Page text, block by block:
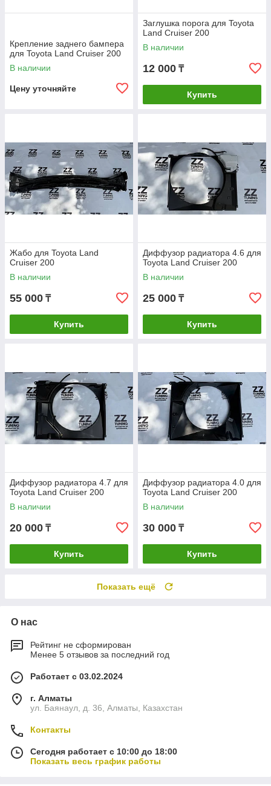
Крепление заднего бампера
для Toyota Land Cruiser 200
В наличии
Цену уточняйте
Заглушка порога для Toyota
Land Cruiser 200
В наличии
12 000 ₸
Купить
Жабо для Toyota Land
Cruiser 200
В наличии
55 000 ₸
Купить
Диффузор радиатора 4.6 для
Toyota Land Cruiser 200
В наличии
25 000 ₸
Купить
Диффузор радиатора 4.7 для
Toyota Land Cruiser 200
В наличии
20 000 ₸
Купить
Диффузор радиатора 4.0 для
Toyota Land Cruiser 200
В наличии
30 000 ₸
Купить
Показать ещё
О нас
Рейтинг не сформирован
Менее 5 отзывов за последний год
Работает с 03.02.2024
г. Алматы
ул. Баянаул, д. 36, Алматы, Казахстан
Контакты
Сегодня работает с 10:00 до 18:00
Показать весь график работы